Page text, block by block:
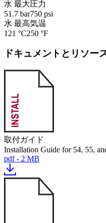
水 最大圧力
51.7 bar750 psi
水 最高気温
121 °C250 °F
ドキュメントとリソー
取付ガイド
Installation Guide for 54, 55,
pdf - 2 MB